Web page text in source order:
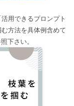
用できるプロンプト
方法を具体例含めて
下さい。